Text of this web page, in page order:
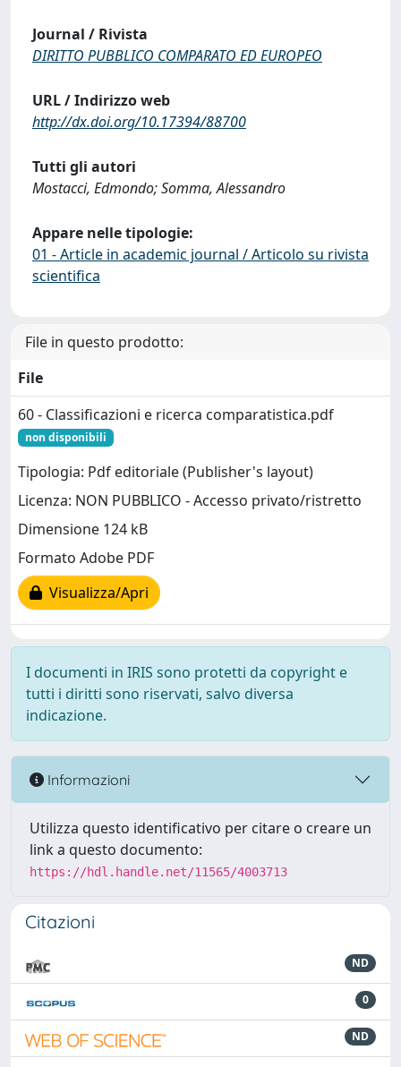
Journal / Rivista
DIRITTO PUBBLICO COMPARATO ED EUROPEO
URL / Indirizzo web
http://dx.doi.org/10.17394/88700
Tutti gli autori
Mostacci, Edmondo; Somma, Alessandro
Appare nelle tipologie:
01 - Article in academic journal / Articolo su rivista
scientifica
File in questo prodotto:
File
60 - Classificazioni e ricerca comparatistica.pdf
non disponibili
Tipologia: Pdf editoriale (Publisher's layout)
Licenza: NON PUBBLICO - Accesso privato/ristretto
Dimensione 124 kB
Formato Adobe PDF
Visualizza/Apri
I documenti in IRIS sono protetti da copyright e
tutti i diritti sono riservati, salvo diversa
indicazione.
Informazioni
Utilizza questo identificativo per citare o creare un
link a questo documento:
https://hdl.handle.net/11565/4003713
Citazioni
ND
0
ND